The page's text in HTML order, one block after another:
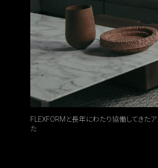
FLEXFORMと長年にわたり協働してきたア
た